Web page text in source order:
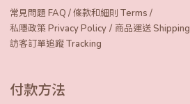
常見問題 FAQ /條款和細則 Terms /
私隱政策 Privacy Policy / 商品運送 Shipping
訪客訂單追蹤 Tracking
付款方法